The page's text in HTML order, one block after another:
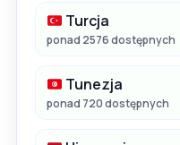
Turcja
ponad 2576 dostępnych
Tunezja
ponad 720 dostępnych